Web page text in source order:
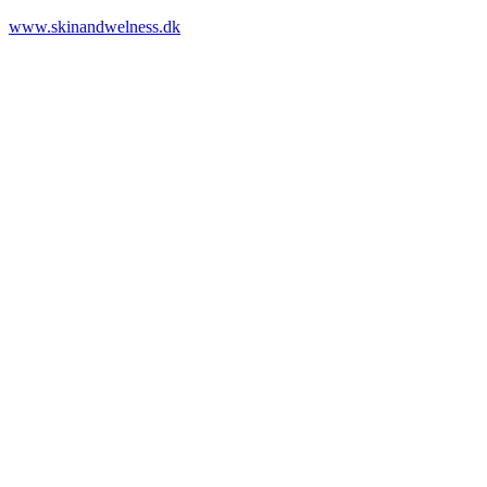
www.skinandwelness.dk